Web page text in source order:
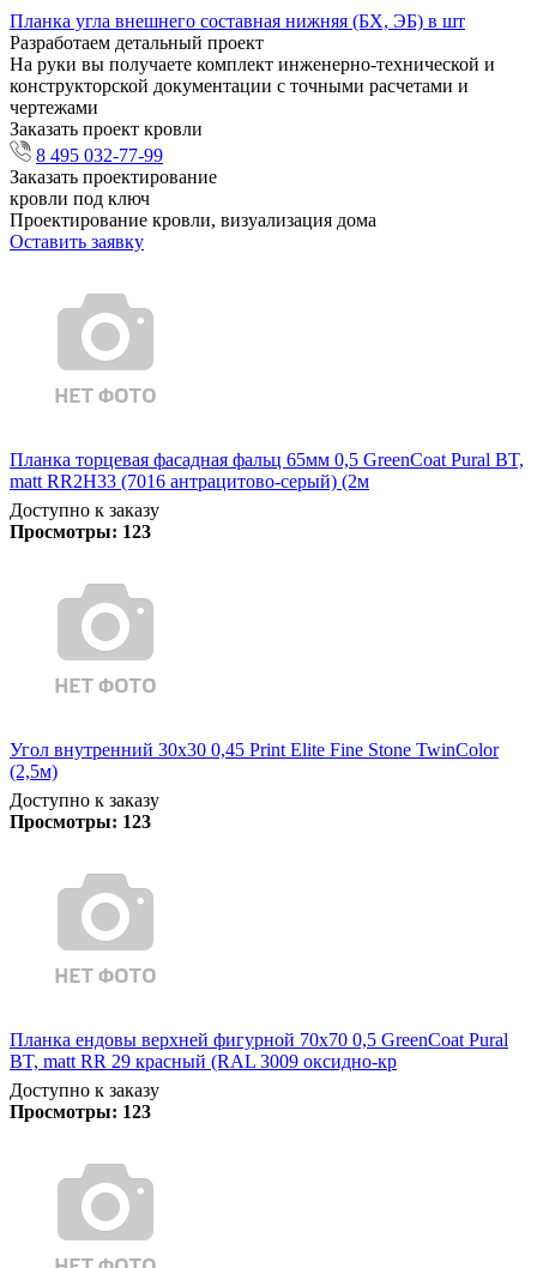
Планка угла внешнего составная нижняя (БХ, ЭБ) в шт
Разработаем детальный проект
На руки вы получаете комплект инженерно-технической и
конструкторской документации с точными расчетами и
чертежами
Заказать проект кровли
8 495 032-77-99
Заказать проектирование
кровли под ключ
Проектирование кровли, визуализация дома
Оставить заявку
Планка торцевая фасадная фальц 65мм 0,5 GreenCoat Pural BT,
matt RR2H33 (7016 антрацитово-серый) (2м
Доступно к заказу
Просмотры: 123
Угол внутренний 30х30 0,45 Print Elite Fine Stone TwinColor
(2,5м)
Доступно к заказу
Просмотры: 123
Планка ендовы верхней фигурной 70x70 0,5 GreenCoat Pural
BT, matt RR 29 красный (RAL 3009 оксидно-кр
Доступно к заказу
Просмотры: 123